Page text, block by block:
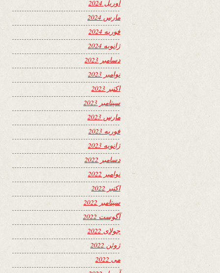
آوریل 2024
مارس 2024
فوریه 2024
ژانویه 2024
دسامبر 2023
نوامبر 2023
اکتبر 2023
سپتامبر 2023
مارس 2023
فوریه 2023
ژانویه 2023
دسامبر 2022
نوامبر 2022
اکتبر 2022
سپتامبر 2022
آگوست 2022
جولای 2022
ژوئن 2022
می 2022